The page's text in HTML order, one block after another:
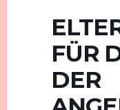
FÜR
DER